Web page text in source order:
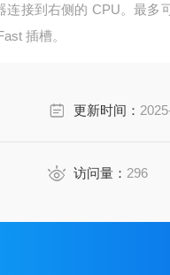
接到右侧的 CPU。最多
插槽。
更新时间：
访问量： 296